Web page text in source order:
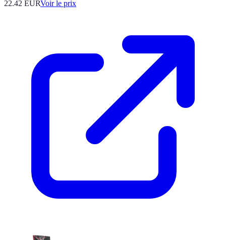
22.42 EURVoir le prix